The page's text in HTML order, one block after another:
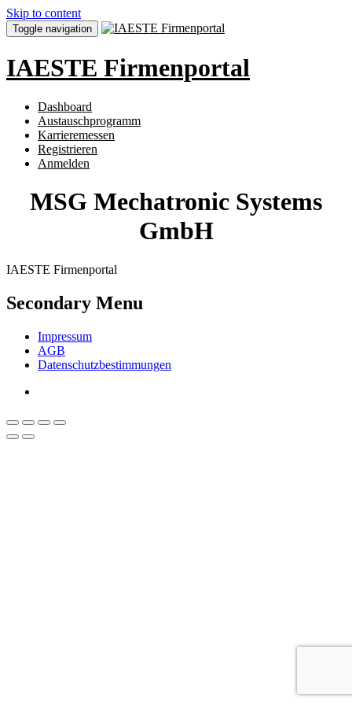
Skip to content
Toggle navigation
IAESTE Firmenportal
Dashboard
Austauschprogramm
Karrieremessen
Registrieren
Anmelden
MSG Mechatronic Systems
GmbH
IAESTE Firmenportal
Secondary Menu
Impressum
AGB
Datenschutzbestimmungen